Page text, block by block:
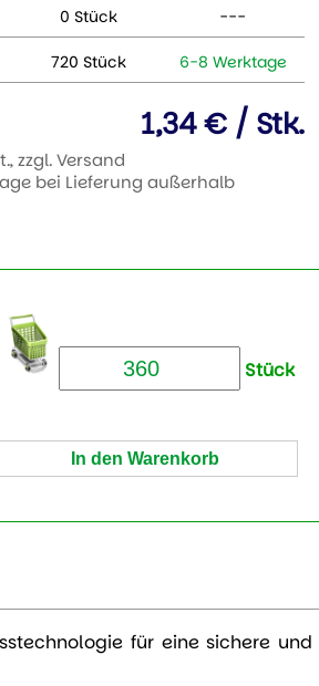
0 Stück ---
720 Stück 6-8 Werktage
1,34 € / Stk.
zzgl. Versand
bei Lieferung außerhalb
Stück
für eine sichere